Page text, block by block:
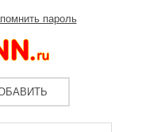
пароль